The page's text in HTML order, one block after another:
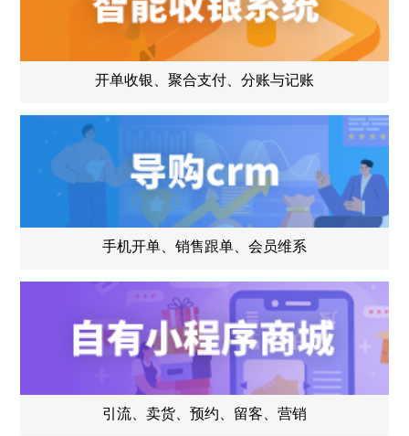
开单收银、聚合支付、分账与记账
手机开单、销售跟单、会员维系
引流、卖货、预约、留客、营销